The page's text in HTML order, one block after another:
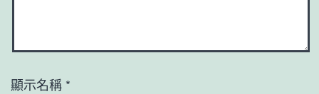
顯示名稱 *